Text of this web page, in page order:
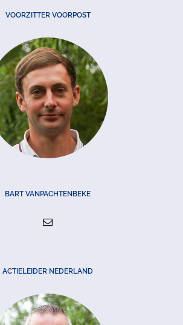
VOORZITTER VOORPOST
BART VANPACHTENBEKE
ACTIELEIDER NEDERLAND